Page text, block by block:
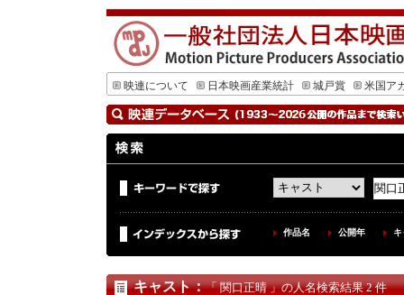
映連について 日本映画産業統計 城戸賞 米国ア
作品名 公開年
キャスト：「 関口正晴 」の人名検索結果 2 件